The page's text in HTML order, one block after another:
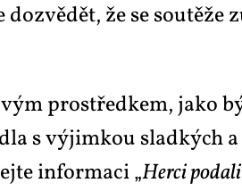
do­zvě­dět, že se
pro­střed­kem, ja­ko
s vý­jim­kou slad­kých
in­for­ma­ci „Her­ci